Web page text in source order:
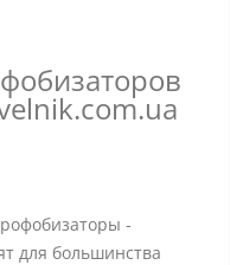
-
для большинства